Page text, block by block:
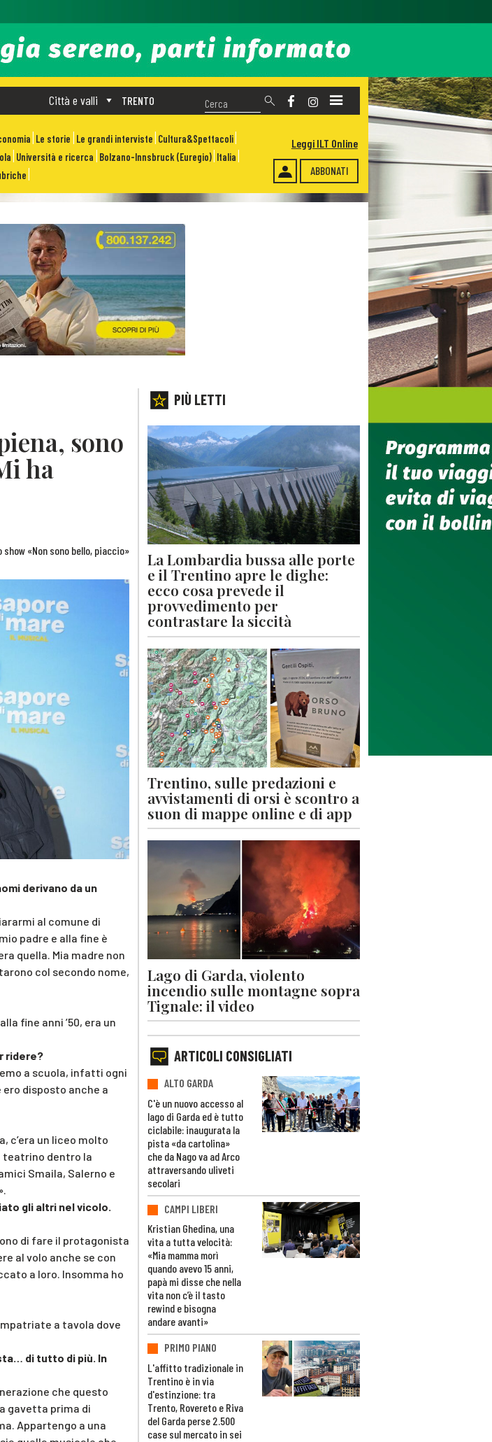
TRENTO
Città e valli
Le storie Le grandi interviste Cultura&Spettacoli
Università e ricerca Bolzano-Innsbruck (Euregio) Italia
ABBONATI
Leggi ILT Online
sono
ha
«Non sono bello, piaccio»
derivano da un
al comune di
padre e alla fine è
quella. Mia madre non
col secondo nome,
fine anni ’50, era un
ridere?
a scuola, infatti ogni
disposto anche a
c’era un liceo molto
teatrino dentro la
Smaila, Salerno e
gli altri nel vicolo.
di fare il protagonista
al volo anche se con
a loro. Insomma ho
a tavola dove
di tutto di più. In
che questo
gavetta prima di
Appartengo a una
PIÙ LETTI
La Lombardia bussa alle porte
e il Trentino apre le dighe:
ecco cosa prevede il
provvedimento per
contrastare la siccità
Trentino, sulle predazioni e
avvistamenti di orsi è scontro a
suon di mappe online e di app
Lago di Garda, violento
incendio sulle montagne sopra
Tignale: il video
ARTICOLI CONSIGLIATI
ALTO GARDA
C'è un nuovo accesso al
lago di Garda ed è tutto
ciclabile: inaugurata la
pista «da cartolina»
che da Nago va ad Arco
attraversando uliveti
secolari
CAMPI LIBERI
Kristian Ghedina, una
vita a tutta velocità:
«Mia mamma morì
quando avevo 15 anni,
papà mi disse che nella
vita non c’è il tasto
rewind e bisogna
andare avanti»
PRIMO PIANO
L'affitto tradizionale in
Trentino è in via
d'estinzione: tra
Trento, Rovereto e Riva
del Garda perse 2.500
case sul mercato in sei